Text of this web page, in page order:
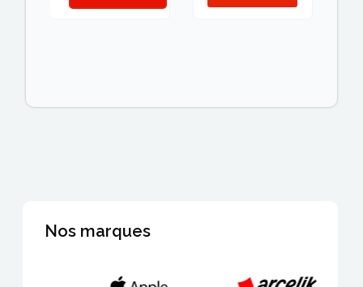
Nos marques